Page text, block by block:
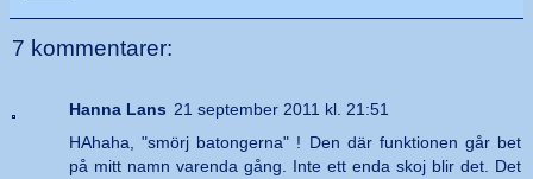
7 kommentarer:
Hanna Lans 21 september 2011 kl. 21:51
HAhaha, "smörj batongerna" ! Den där funktionen går bet
på mitt namn varenda gång. Inte ett enda skoj blir det. Det